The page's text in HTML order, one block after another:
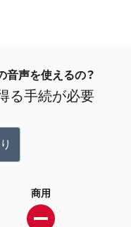
音声を使えるの？
る手続が必要
商用